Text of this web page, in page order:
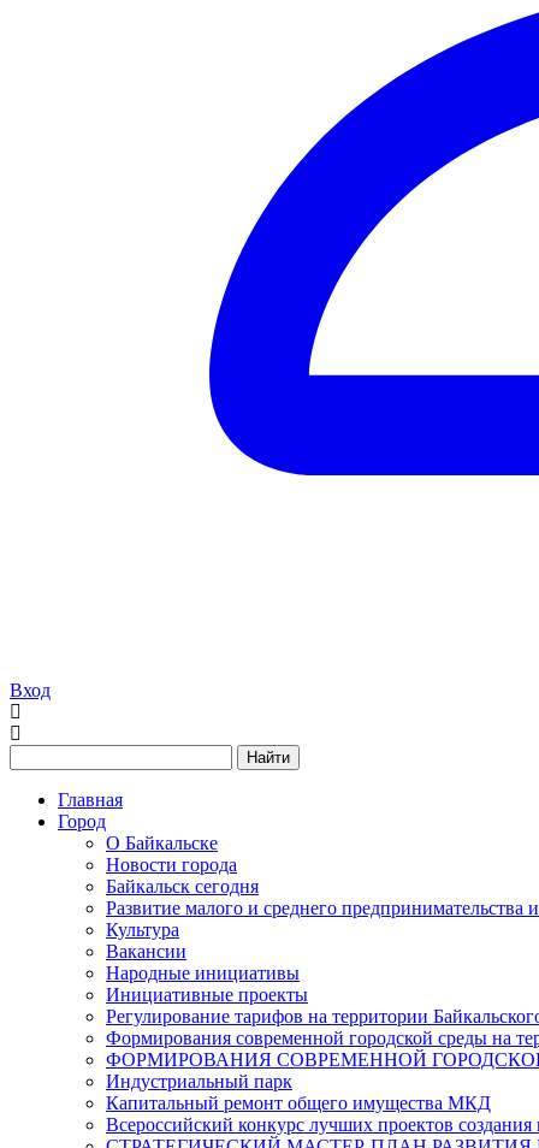
Вход
Найти
Главная
Город
О Байкальске
Новости города
Байкальск сегодня
Развитие малого и среднего предпринимательства
Культура
Вакансии
Народные инициативы
Инициативные проекты
Регулирование тарифов на территории
Формирования современной городской среды на
ФОРМИРОВАНИЯ СОВРЕМЕННОЙ
Индустриальный парк
Капитальный ремонт общего имущества МКД
Всероссийский конкурс лучших проектов